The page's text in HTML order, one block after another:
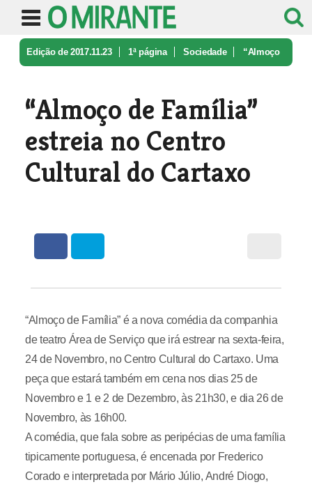
Edição de 2017.11.23 1ª página Sociedade “Almoço
“Almoço de Família”
estreia no Centro
Cultural do Cartaxo
“Almoço de Família” é a nova comédia da companhia
de teatro Área de Serviço que irá estrear na sexta-feira,
24 de Novembro, no Centro Cultural do Cartaxo. Uma
peça que estará também em cena nos dias 25 de
Novembro e 1 e 2 de Dezembro, às 21h30, e dia 26 de
Novembro, às 16h00.
A comédia, que fala sobre as peripécias de uma família
tipicamente portuguesa, é encenada por Frederico
Corado e interpretada por Mário Júlio, André Diogo,